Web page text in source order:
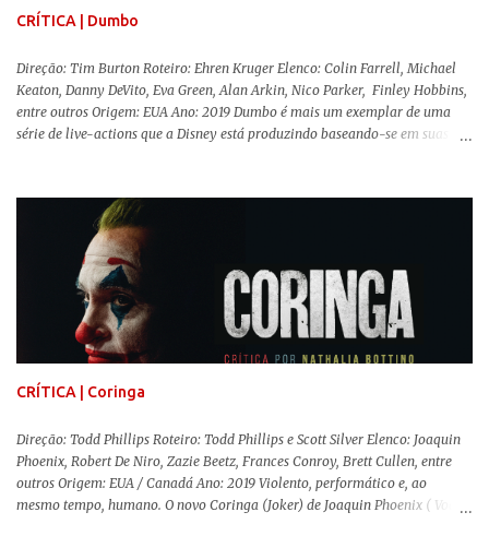
CRÍTICA | Dumbo
Direção: Tim Burton Roteiro: Ehren Kruger Elenco: Colin Farrell, Michael
Keaton, Danny DeVito, Eva Green, Alan Arkin, Nico Parker, Finley Hobbins,
entre outros Origem: EUA Ano: 2019 Dumbo é mais um exemplar de uma
série de live-actions que a Disney está produzindo baseando-se em suas
remake , já que a história do elefantinho voador foi reinventada de forma
mais realista, se adequando perfeitamente a proposta. Não há animais
falantes, por exemplo, mas nem por isso o tom lúdico e infantil é deixado
de lado. Apesar da relevância histórica, o filme supera a animação original
em termos visuais e narrativos, , superando a animação original em termos
visuais e narrativos. A história começa quando o pai das crianças, Holt
Ferrier (Colin Farrell), uma ex-estrela de circo, volta da guerra e se depara
com os filhos de...
CRÍTICA | Coringa
Direção: Todd Phillips Roteiro: Todd Phillips e Scott Silver Elenco: Joaquin
Phoenix, Robert De Niro, Zazie Beetz, Frances Conroy, Brett Cullen, entre
outros Origem: EUA / Canadá Ano: 2019 Violento, performático e, ao
mesmo tempo, humano. O novo Coringa (Joker) de Joaquin Phoenix ( Você